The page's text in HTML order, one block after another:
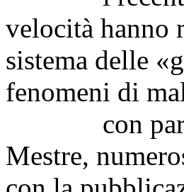
velocità hanno
sistema delle
fenomeni di
con
Mestre,